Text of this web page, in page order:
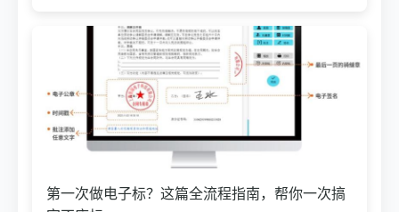
第一次做电子标？这篇全流程指南，帮你一次搞